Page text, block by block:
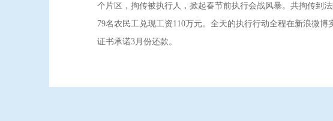
个片区，拘传被执行人，掀起春节前执行会战风暴。共拘传到
79名农民工兑现工资110万元。全天的执行行动全程在新浪微
证书承诺3月份还款。